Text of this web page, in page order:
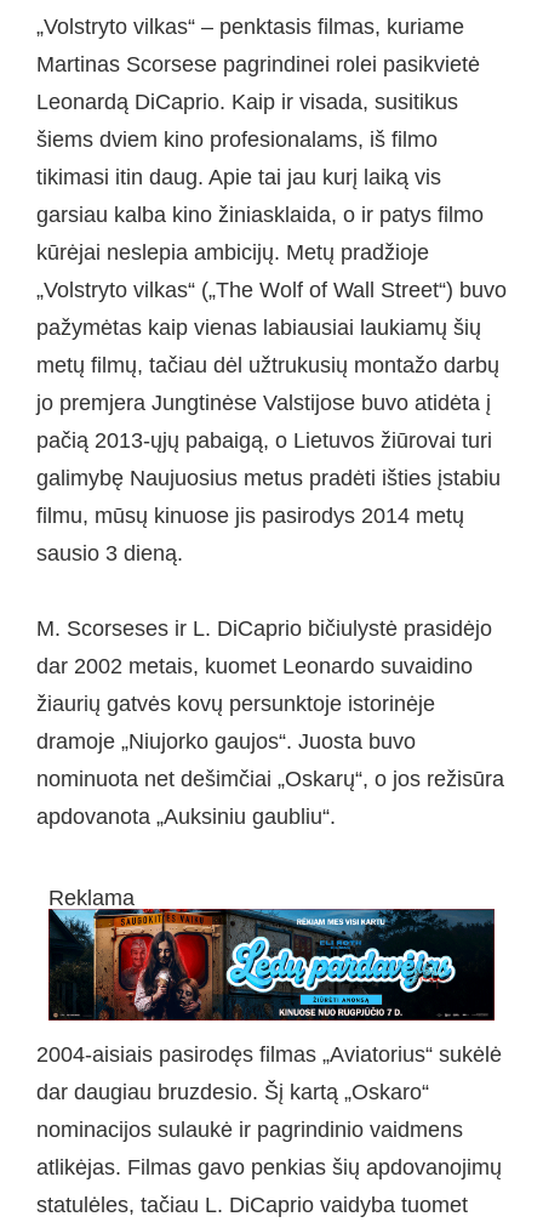
„Volstryto vilkas“ – penktasis filmas, kuriame
Martinas Scorsese pagrindinei rolei pasikvietė
Leonardą DiCaprio. Kaip ir visada, susitikus
šiems dviem kino profesionalams, iš filmo
tikimasi itin daug. Apie tai jau kurį laiką vis
garsiau kalba kino žiniasklaida, o ir patys filmo
kūrėjai neslepia ambicijų. Metų pradžioje
„Volstryto vilkas“ („The Wolf of Wall Street“) buvo
pažymėtas kaip vienas labiausiai laukiamų šių
metų filmų, tačiau dėl užtrukusių montažo darbų
jo premjera Jungtinėse Valstijose buvo atidėta į
pačią 2013-ųjų pabaigą, o Lietuvos žiūrovai turi
galimybę Naujuosius metus pradėti išties įstabiu
filmu, mūsų kinuose jis pasirodys 2014 metų
sausio 3 dieną.
M. Scorseses ir L. DiCaprio bičiulystė prasidėjo
dar 2002 metais, kuomet Leonardo suvaidino
žiaurių gatvės kovų persunktoje istorinėje
dramoje „Niujorko gaujos“. Juosta buvo
nominuota net dešimčiai „Oskarų“, o jos režisūra
apdovanota „Auksiniu gaubliu“.
Reklama
2004-aisiais pasirodęs filmas „Aviatorius“ sukėlė
dar daugiau bruzdesio. Šį kartą „Oskaro“
nominacijos sulaukė ir pagrindinio vaidmens
atlikėjas. Filmas gavo penkias šių apdovanojimų
statulėles, tačiau L. DiCaprio vaidyba tuomet